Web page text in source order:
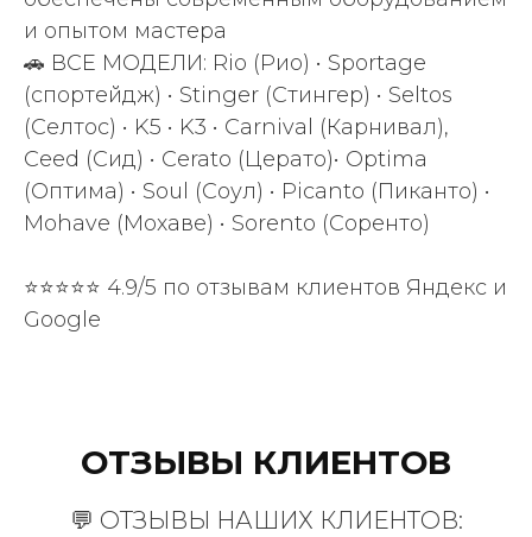
и опытом мастера
🚗 ВСЕ МОДЕЛИ: Rio (Рио) • Sportage
(спортейдж) • Stinger (Стингер) • Seltos
(Селтос) • K5 • K3 • Carnival (Карнивал),
Ceed (Сид) • Cerato (Церато)• Optima
(Оптима) • Soul (Соул) • Picanto (Пиканто) •
Mohave (Мохаве) • Sorento (Соренто)
⭐⭐⭐⭐⭐ 4.9/5 по отзывам клиентов Яндекс и
Google
ОТЗЫВЫ КЛИЕНТОВ
💬 ОТЗЫВЫ НАШИХ КЛИЕНТОВ: